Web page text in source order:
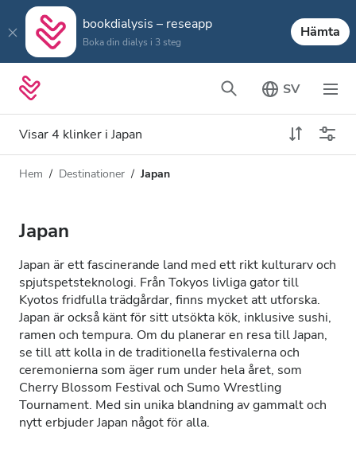
bookdialysis – reseapp
Boka din dialys i 3 steg
Hämta
SV
Visar 4 klinker i Japan
Dialystyp
Redigera HDF-dialys
Acceptera
Patienter med HIV
Patienter med hepatit B
Avstånd
Pris
Hem Destinationer Japan
Japan
Japan är ett fascinerande land med ett rikt kulturarv och
spjutspetsteknologi. Från Tokyos livliga gator till
Kyotos fridfulla trädgårdar, finns mycket att utforska.
Japan är också känt för sitt utsökta kök, inklusive sushi,
ramen och tempura. Om du planerar en resa till Japan,
se till att kolla in de traditionella festivalerna och
ceremonierna som äger rum under hela året, som
Cherry Blossom Festival och Sumo Wrestling
Tournament. Med sin unika blandning av gammalt och
nytt erbjuder Japan något för alla.